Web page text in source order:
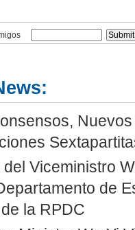
del Viceministro
de
la RPDC